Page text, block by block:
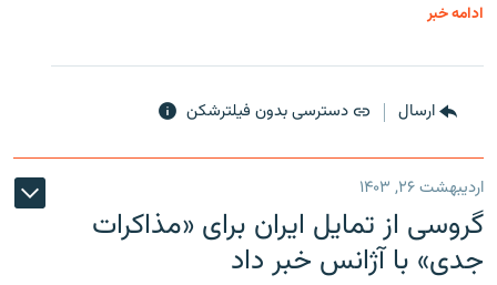
ادامه خبر
ارسال دسترسی بدون فیلترشکن
اردیبهشت ۲۶, ۱۴۰۳
گروسی از تمایل ایران برای «مذاکرات
جدی» با آژانس خبر داد